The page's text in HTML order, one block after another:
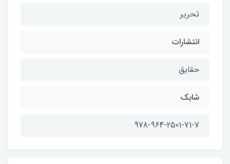
تحریر
انتشارات
حقایق
شابك
978-964-2501-71-7